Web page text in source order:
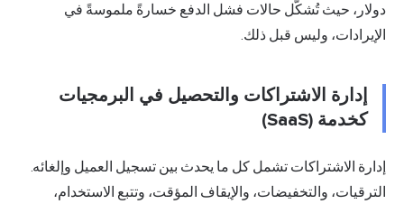
دولار، حيث تُشكّل حالات فشل الدفع خسارةً ملموسةً في
الإيرادات، وليس قبل ذلك.
إدارة الاشتراكات والتحصيل في البرمجيات
كخدمة (SaaS)
إدارة الاشتراكات تشمل كل ما يحدث بين تسجيل العميل وإلغائه.
الترقيات، والتخفيضات، والإيقاف المؤقت، وتتبع الاستخدام،